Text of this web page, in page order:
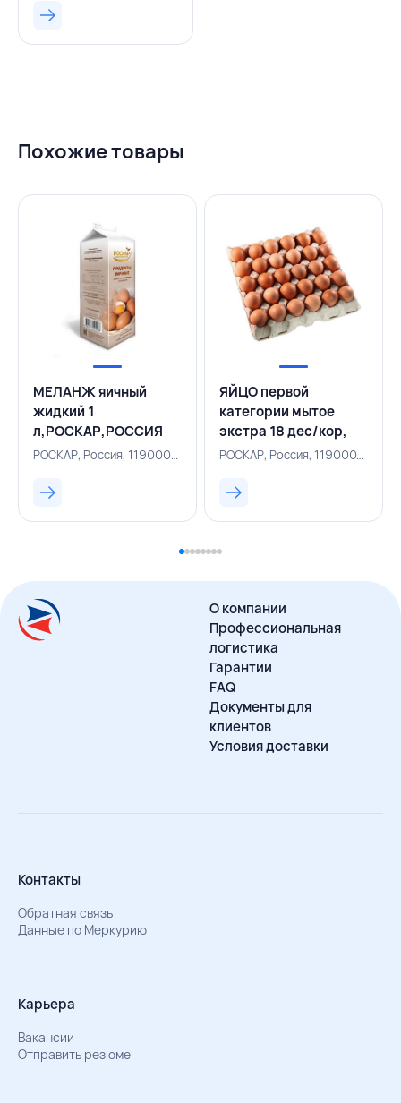
Похожие товары
МЕЛАНЖ яичный
жидкий 1
л,РОСКАР,РОССИЯ
РОСКАР, Россия, 119000007
ЯЙЦО первой
категории мытое
экстра 18 дес/кор,
РОСКАР, РОССИЯ
РОСКАР, Россия, 119000152
О компании
Профессиональная
логистика
Гарантии
FAQ
Документы для
клиентов
Условия доставки
Контакты
Обратная связь
Данные по Меркурию
Карьера
Вакансии
Отправить резюме